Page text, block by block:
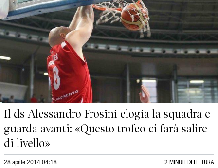
Il ds Alessandro Frosini elogia la squadra e
guarda avanti: «Questo trofeo ci farà salire
di livello»
28 aprile 2014 04:18 2 MINUTI DI LETTURA